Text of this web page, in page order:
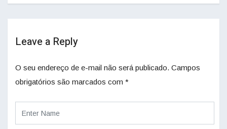
Leave a Reply
O seu endereço de e-mail não será publicado. Campos
obrigatórios são marcados com *